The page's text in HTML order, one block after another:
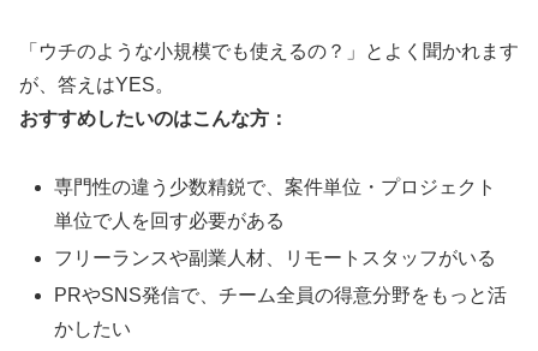
「ウチのような小規模でも使えるの？」とよく聞かれます
が、答えはYES。
おすすめしたいのはこんな方：
専門性の違う少数精鋭で、案件単位・プロジェクト
単位で人を回す必要がある
フリーランスや副業人材、リモートスタッフがいる
PRやSNS発信で、チーム全員の得意分野をもっと活
かしたい